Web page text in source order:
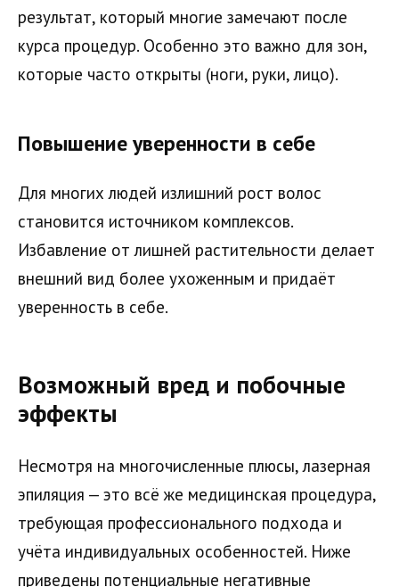
результат, который многие замечают после
курса процедур. Особенно это важно для зон,
которые часто открыты (ноги, руки, лицо).
Повышение уверенности в себе
Для многих людей излишний рост волос
становится источником комплексов.
Избавление от лишней растительности делает
внешний вид более ухоженным и придаёт
уверенность в себе.
Возможный вред и побочные
эффекты
Несмотря на многочисленные плюсы, лазерная
эпиляция — это всё же медицинская процедура,
требующая профессионального подхода и
учёта индивидуальных особенностей. Ниже
приведены потенциальные негативные